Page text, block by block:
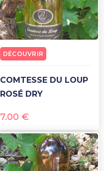
COMTESSE DU LOUP
ROSÉ DRY
7.00 €
DÉCOUVRIR